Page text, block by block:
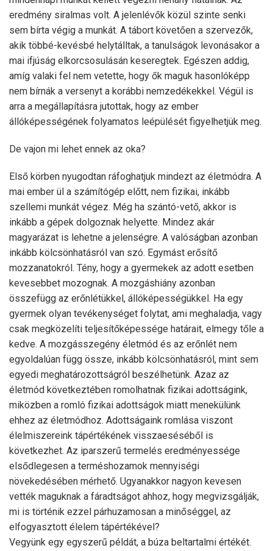
eredmény siralmas volt. A jelenlévők közül szinte senki
sem bírta végig a munkát. A tábort követően a szervezők,
akik többé-kevésbé helytálltak, a tanulságok levonásakor a
mai ifjúság elkorcsosulásán keseregtek. Egészen addig,
amíg valaki fel nem vetette, hogy ők maguk hasonlóképp
nem bírnák a versenyt a korábbi nemzedékekkel. Végül is
arra a megállapításra jutottak, hogy az ember
állóképességének folyamatos leépülését figyelhetjük meg.
De vajon mi lehet ennek az oka?
Első körben nyugodtan ráfoghatjuk mindezt az életmódra. A
mai ember ül a számítógép előtt, nem fizikai, inkább
szellemi munkát végez. Még ha szántó-vető, akkor is
inkább a gépek dolgoznak helyette. Mindez akár
magyarázat is lehetne a jelenségre. A valóságban azonban
inkább kölcsönhatásról van szó. Egymást erősítő
mozzanatokról. Tény, hogy a gyermekek az adott esetben
kevesebbet mozognak. A mozgáshiány azonban
összefügg az erőnlétükkel, állóképességükkel. Ha egy
gyermek olyan tevékenységet folytat, ami meghaladja, vagy
csak megközelíti teljesítőképessége határait, elmegy tőle a
kedve. A mozgásszegény életmód és az erőnlét nem
egyoldalúan függ össze, inkább kölcsönhatásról, mint sem
egyedi meghatározottságról beszélhetünk. Azaz az
életmód következtében romolhatnak fizikai adottságink,
miközben a romló fizikai adottságok miatt menekülünk
ehhez az életmódhoz. Adottságaink romlása viszont
élelmiszereink tápértékének visszaeséséből is
következhet. Az iparszerű termelés eredményessége
elsődlegesen a terméshozamok mennyiségi
növekedésében mérhető. Ugyanakkor nagyon kevesen
vették maguknak a fáradtságot ahhoz, hogy megvizsgálják,
mi is történik ezzel párhuzamosan a minőséggel, az
elfogyasztott élelem tápértékével?
Vegyünk egy egyszerű példát, a búza beltartalmi értékét.